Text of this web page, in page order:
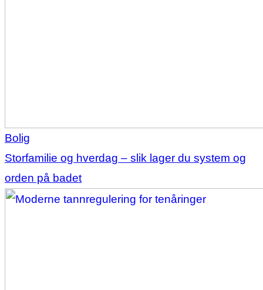
Bolig
Storfamilie og hverdag – slik lager du system og
orden på badet